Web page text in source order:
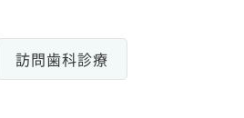
訪問歯科診療